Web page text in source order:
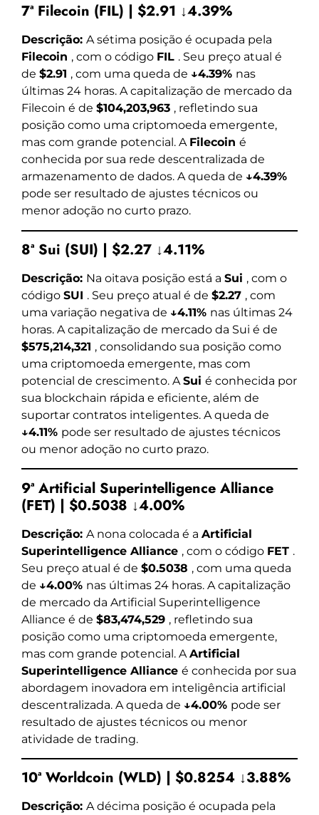
7ª Filecoin (FIL) | $2.91 ↓4.39%
Descrição: A sétima posição é ocupada pela
Filecoin , com o código FIL . Seu preço atual é
de $2.91 , com uma queda de ↓4.39% nas
últimas 24 horas. A capitalização de mercado da
Filecoin é de $104,203,963 , refletindo sua
posição como uma criptomoeda emergente,
mas com grande potencial. A Filecoin é
conhecida por sua rede descentralizada de
armazenamento de dados. A queda de ↓4.39%
pode ser resultado de ajustes técnicos ou
menor adoção no curto prazo.
8ª Sui (SUI) | $2.27 ↓4.11%
Descrição: Na oitava posição está a Sui , com o
código SUI . Seu preço atual é de $2.27 , com
uma variação negativa de ↓4.11% nas últimas 24
horas. A capitalização de mercado da Sui é de
$575,214,321 , consolidando sua posição como
uma criptomoeda emergente, mas com
potencial de crescimento. ASui é conhecida por
sua blockchain rápida e eficiente, além de
suportar contratos inteligentes. A queda de
↓4.11% pode ser resultado de ajustes técnicos
ou menor adoção no curto prazo.
9ª Artificial Superintelligence Alliance
(FET) | $0.5038 ↓4.00%
Descrição: A nona colocada é a Artificial
Superintelligence Alliance , com o código FET .
Seu preço atual é de $0.5038 , com uma queda
de ↓4.00% nas últimas 24 horas. A capitalização
de mercado da Artificial Superintelligence
Alliance é de $83,474,529 , refletindo sua
posição como uma criptomoeda emergente,
mas com grande potencial. A Artificial
Superintelligence Alliance é conhecida por sua
abordagem inovadora em inteligência artificial
descentralizada. A queda de ↓4.00% pode ser
resultado de ajustes técnicos ou menor
atividade de trading.
10ª Worldcoin (WLD) | $0.8254 ↓3.88%
Descrição: A décima posição é ocupada pela